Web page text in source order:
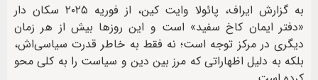
به گزارش ایراف، پائولا وایت کین، از فوریه ۲۰۲۵ سکان دار
«دفتر ایمان کاخ سفید» است و این روزها بیش از هر زمان
دیگری در مرکز توجه است؛ نه فقط به خاطر قدرت سیاسی‌اش،
بلکه به دلیل اظهاراتی که مرز بین دین و سیاست را به کلی محو